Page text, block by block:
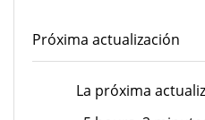
Próxima actualización
La próxima